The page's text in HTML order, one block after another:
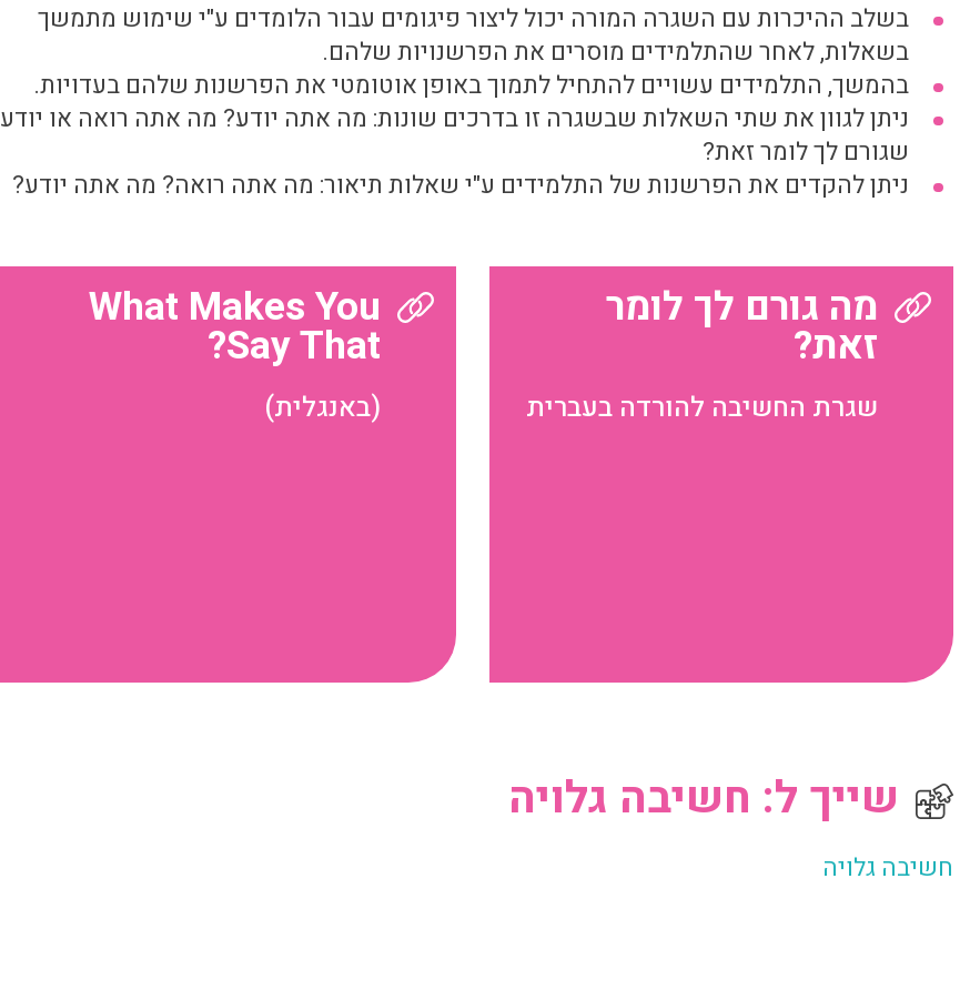
בשלב ההיכרות עם השגרה המורה יכול ליצור פיגומים עבור הלומדים ע"י שימוש מתמשך
בשאלות, לאחר שהתלמידים מוסרים את הפרשנויות שלהם.
בהמשך, התלמידים עשויים להתחיל לתמוך באופן אוטומטי את הפרשנות שלהם בעדויות.
ניתן לגוון את שתי השאלות שבשגרה זו בדרכים שונות: מה אתה יודע? מה אתה רואה או יודע
שגורם לך לומר זאת?
ניתן להקדים את הפרשנות של התלמידים ע"י שאלות תיאור: מה אתה רואה? מה אתה יודע?
מה גורם לך לומר
זאת?
שגרת החשיבה להורדה בעברית
What Makes You
Say That?
(באנגלית)
שייך ל: חשיבה גלויה
חשיבה גלויה